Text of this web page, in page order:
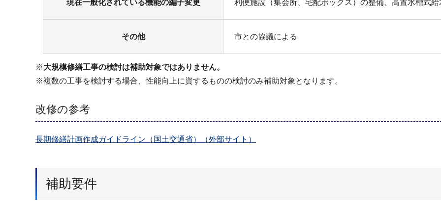
現在一般化されている機能の編子変更 利便施設（集会所、宅配ボックス）の整備、高置水槽式
その他 市との協議による
※大規模修繕工事の検討は補助対象ではありません。
※複数の工事を検討する場合、性能向上に資するものの検討のみ補助対象となります。
改修の参考
長期修繕計画作成ガイドライン（国土交通省）（外部サイト）
補助要件